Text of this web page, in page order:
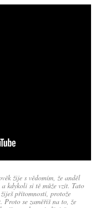
žije s vědomím, že anděl
kdykoli si tě může vzít. Tato
přítomností, protože
Proto se zaměříš na to, že